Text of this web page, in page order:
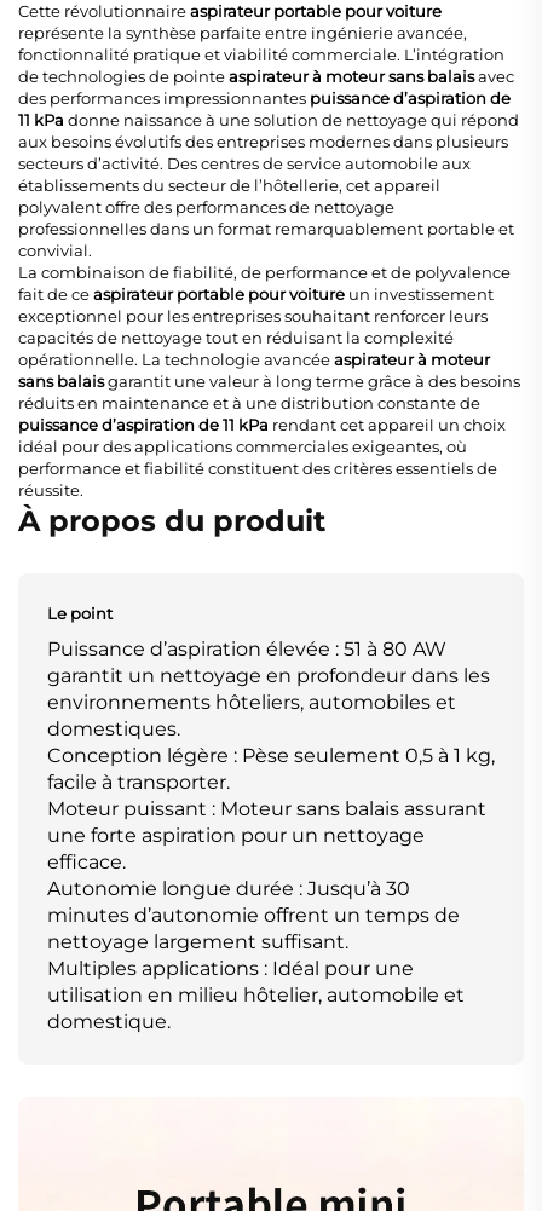
Cette révolutionnaireaspirateur portable pour voiture
représente la synthèse parfaite entre ingénierie avancée,
fonctionnalité pratique et viabilité commerciale. L’intégration
de technologies de pointeaspirateur à moteur sans balaisavec
des performances impressionnantes puissance d’aspiration de
11 kPa donne naissance à une solution de nettoyage qui répond
aux besoins évolutifs des entreprises modernes dans plusieurs
secteurs d’activité. Des centres de service automobile aux
établissements du secteur de l’hôtellerie, cet appareil
polyvalent offre des performances de nettoyage
professionnelles dans un format remarquablement portable et
convivial.
La combinaison de fiabilité, de performance et de polyvalence
fait de ceaspirateur portable pour voiture un investissement
exceptionnel pour les entreprises souhaitant renforcer leurs
capacités de nettoyage tout en réduisant la complexité
opérationnelle. La technologie avancéeaspirateur à moteur
sans balaisgarantit une valeur à long terme grâce à des besoins
réduits en maintenance et à une distribution constante de
puissance d’aspiration de 11 kPa rendant cet appareil un choix
idéal pour des applications commerciales exigeantes, où
performance et fiabilité constituent des critères essentiels de
réussite.
À propos du produit
Le point
Puissance d’aspiration élevée : 51 à 80 AW
garantit un nettoyage en profondeur dans les
environnements hôteliers, automobiles et
domestiques.
Conception légère : Pèse seulement 0,5 à 1 kg,
facile à transporter.
Moteur puissant : Moteur sans balais assurant
une forte aspiration pour un nettoyage
efficace.
Autonomie longue durée : Jusqu’à 30
minutes d’autonomie offrent un temps de
nettoyage largement suffisant.
Multiples applications : Idéal pour une
utilisation en milieu hôtelier, automobile et
domestique.